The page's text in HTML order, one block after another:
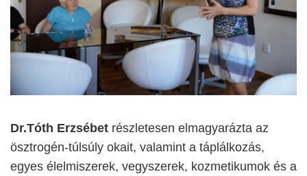
Dr.Tóth Erzsébet részletesen elmagyarázta az
ösztrogén-túlsúly okait, valamint a táplálkozás,
egyes élelmiszerek, vegyszerek, kozmetikumok és a